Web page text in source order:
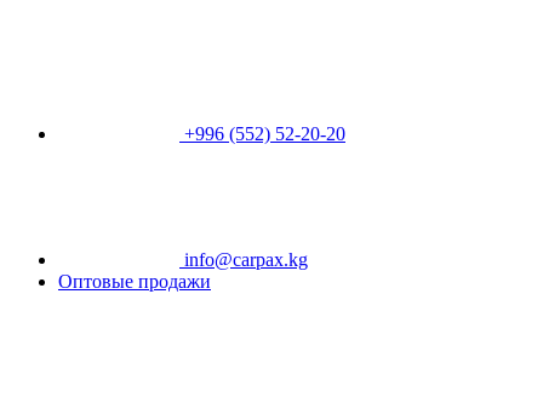
+996 (552) 52-20-20
info@carpax.kg
Оптовые продажи